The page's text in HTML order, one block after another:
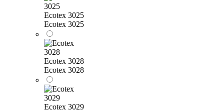
Ecotex 3025
Ecotex 3025
Ecotex 3028
Ecotex 3028
Ecotex 3029